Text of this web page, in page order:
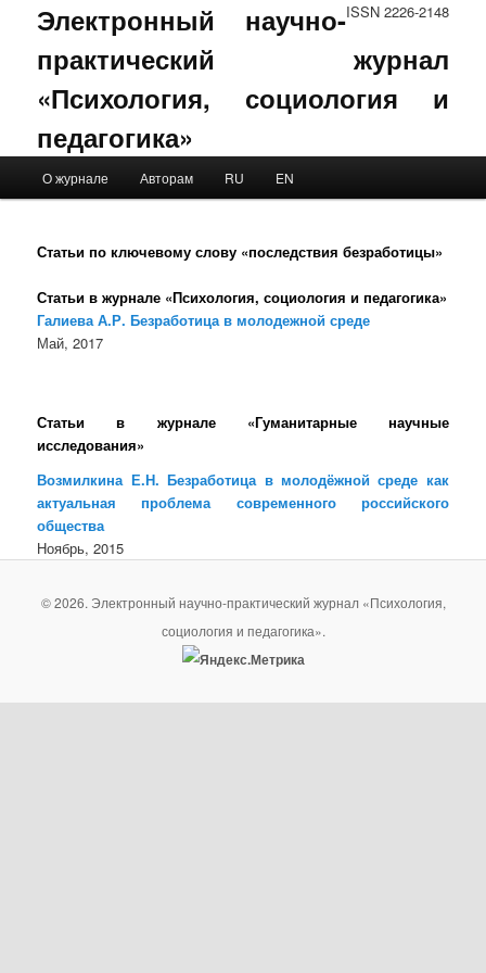
ISSN 2226-2148
Электронный научно-
практический журнал
«Психология, социология и
педагогика»
Skip to primary content
Skip to secondary content
О журнале Авторам RU EN
Статьи по ключевому слову «последствия безработицы»
Статьи в журнале «Психология, социология и педагогика»
Галиева А.Р. Безработица в молодежной среде
Май, 2017
Статьи в журнале «Гуманитарные научные
исследования»
Возмилкина Е.Н. Безработица в молодёжной среде как
актуальная проблема современного российского
общества
Ноябрь, 2015
© 2026. Электронный научно-практический журнал «Психология,
социология и педагогика».